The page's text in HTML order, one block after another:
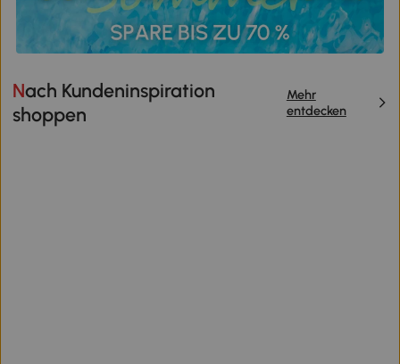
Nach Kundeninspiration
shoppen
Mehr
entdecken